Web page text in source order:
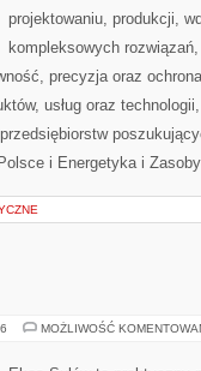
projektowaniu, produkcji,
kompleksowych
precyzja oraz
usług oraz
i Energetyka i
MOŻLIWOŚĆ